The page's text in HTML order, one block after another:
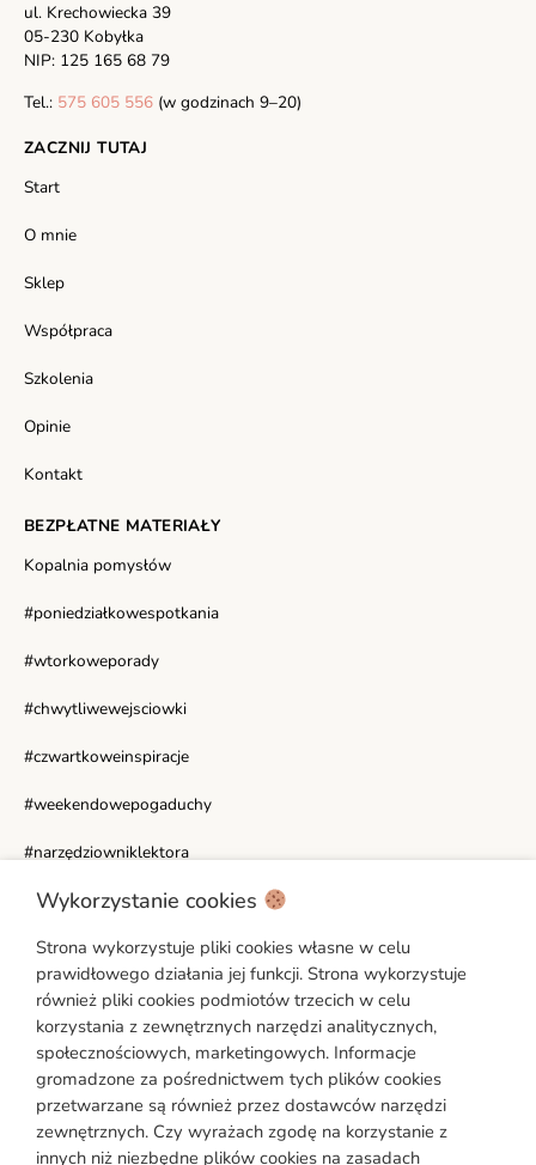
ul. Krechowiecka 39
05-230 Kobyłka
NIP: 125 165 68 79
Tel.: 575 605 556 (w godzinach 9–20)
ZACZNIJ TUTAJ
Start
O mnie
Sklep
Współpraca
Szkolenia
Opinie
Kontakt
BEZPŁATNE MATERIAŁY
Kopalnia pomysłów
#poniedziałkowespotkania
#wtorkoweporady
#chwytliwewejsciowki
#czwartkoweinspiracje
#weekendowepogaduchy
#narzędziowniklektora
WAŻNE LINKI
Moje konto
Polityka prywatności
Regulamin
Ustawienia cookies
Formularz reklamacyjny [PDF]
Formularz odstąpienia od umowy [PDF]
Wykorzystanie cookies
Strona wykorzystuje pliki cookies własne w celu
prawidłowego działania jej funkcji. Strona wykorzystuje
również pliki cookies podmiotów trzecich w celu
korzystania z zewnętrznych narzędzi analitycznych,
społecznościowych, marketingowych. Informacje
gromadzone za pośrednictwem tych plików cookies
przetwarzane są również przez dostawców narzędzi
zewnętrznych. Czy wyrażach zgodę na korzystanie z
innych niż niezbędne plików cookies na zasadach